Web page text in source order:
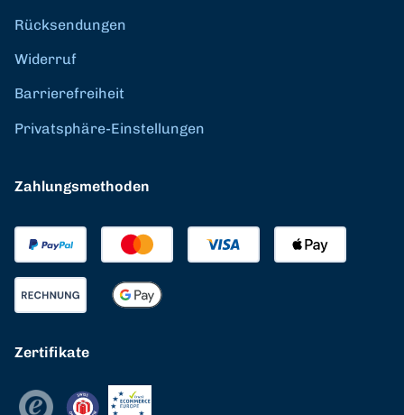
Rücksendungen
Widerruf
Barrierefreiheit
Privatsphäre-Einstellungen
Zahlungsmethoden
Zertifikate